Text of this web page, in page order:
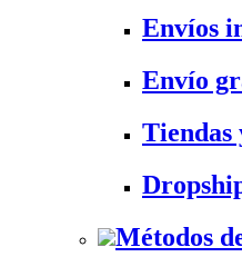
Envíos
Envío
Tiendas
Métodos